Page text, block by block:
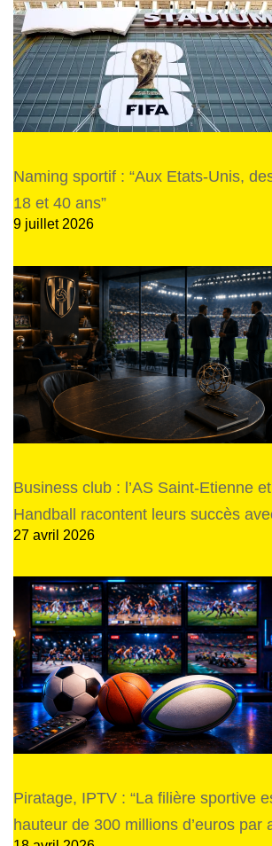
Naming sportif : “Aux Etats-Unis,
18 et 40 ans”
9 juillet 2026
Business club : l’AS Saint-Etienne
Handball racontent leurs succès
27 avril 2026
Piratage, IPTV : “La filière sportive
hauteur de 300 millions d’euros par